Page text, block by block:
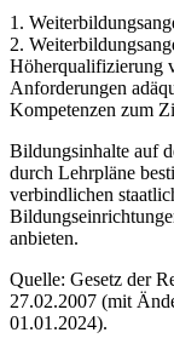
1.
2.
Höherqualifizierung
Anforderungen
Kompetenzen zum
Bildungsinhalte auf
durch Lehrpläne
verbindlichen
anbieten.
Quelle: Gesetz der
27.02.2007 (mit
01.01.2024).